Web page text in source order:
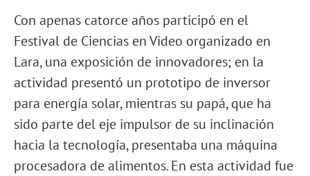
Con apenas catorce años participó en el
Festival de Ciencias en Video organizado en
Lara, una exposición de innovadores; en la
actividad presentó un prototipo de inversor
para energía solar, mientras su papá, que ha
sido parte del eje impulsor de su inclinación
hacia la tecnología, presentaba una máquina
procesadora de alimentos. En esta actividad fue